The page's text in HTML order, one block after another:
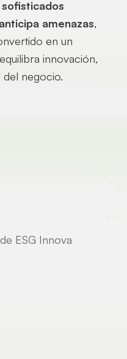
anticipa amenazas,
en un
innovación,
negocio.
ESG Innova